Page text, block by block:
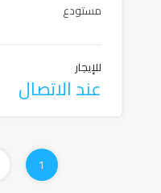
مستودع
للإيجار
عند الاتصال
1